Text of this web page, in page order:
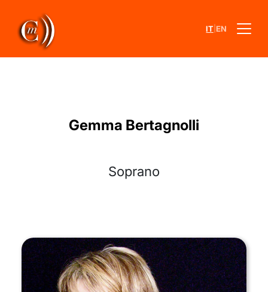
IT EN
Gemma Bertagnolli
Soprano